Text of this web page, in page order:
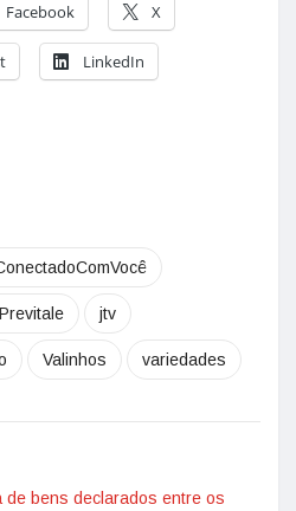
Facebook X
LinkedIn
jtv
Valinhos variedades
de bens declarados entre os